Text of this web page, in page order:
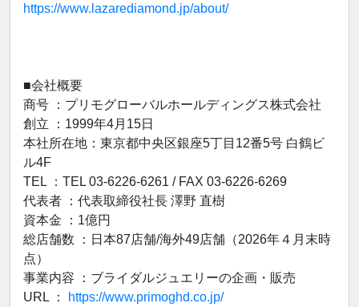
https://www.lazarediamond.jp/about/
■会社概要
商号 ：プリモグローバルホールディングス株式会社
創立 ：1999年4月15日
本社所在地：東京都中央区銀座5丁目12番5号 白鶴ビ
ル4F
TEL ：TEL 03-6226-6261 / FAX 03-6226-6269
代表者 ：代表取締役社長 澤野 直樹
資本金 ：1億円
総店舗数 ：日本87店舗/海外49店舗（2026年４月末時
点）
事業内容 ：ブライダルジュエリーの企画・販売
URL ：
https://www.primoghd.co.jp/